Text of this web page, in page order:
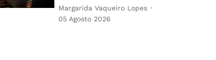
Margarida Vaqueiro Lopes
05 Agosto 2026